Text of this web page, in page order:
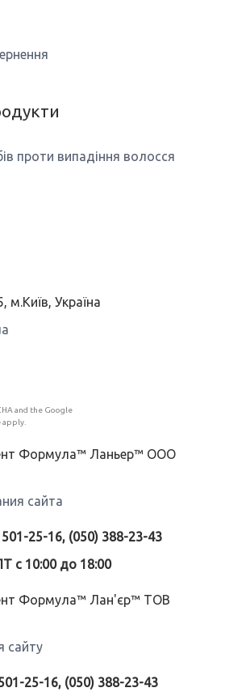
проти випадіння волосся
м.Київ, Україна
and the Google
apply.
Формула™ Ланьер™ ООО
сайта
501-25-16, (050) 388-23-43
с 10:00 до 18:00
Формула™ Лан'єр™ ТОВ
сайту
25-16, (050) 388-23-43